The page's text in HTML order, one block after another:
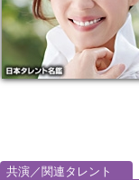
共演／関連タレント